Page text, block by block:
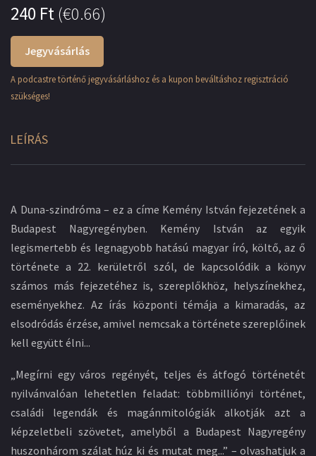
240 Ft(€0.66)
Jegyvásárlás
A podcastre történő jegyvásárláshoz és a kupon beváltáshoz regisztráció
szükséges!
LEÍRÁS
A Duna-szindróma – ez a címe Kemény István fejezetének a
Budapest Nagyregényben. Kemény István az egyik
legismertebb és legnagyobb hatású magyar író, költő, az ő
története a 22. kerületről szól, de kapcsolódik a könyv
számos más fejezetéhez is, szereplőkhöz, helyszínekhez,
eseményekhez. Az írás központi témája a kimaradás, az
elsodródás érzése, amivel nemcsak a története szereplőinek
kell együtt élni...
„Megírni egy város regényét, teljes és átfogó történetét
nyilvánvalóan lehetetlen feladat: többmilliónyi történet,
családi legendák és magánmitológiák alkotják azt a
képzeletbeli szövetet, amelyből a Budapest Nagyregény
huszonhárom szálat húz ki és mutat meg...” – olvashatjuk a